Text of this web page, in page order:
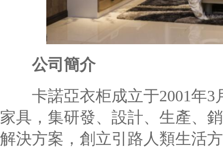
公司簡介
卡諾亞衣柜成立于2001年3
家具，集研發、設計、生產、
解決方案，創立引路人類生活